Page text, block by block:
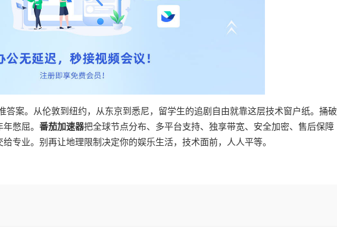
答案。从伦敦到纽约，从东京到悉尼，留学生的追剧自由就靠这层技术窗户纸。捅破
憋屈。 番茄加速器把全球节点分布、多平台支持、独享带宽、安全加密、售后保障
专业。别再让地理限制决定你的娱乐生活，技术面前，人人平等。